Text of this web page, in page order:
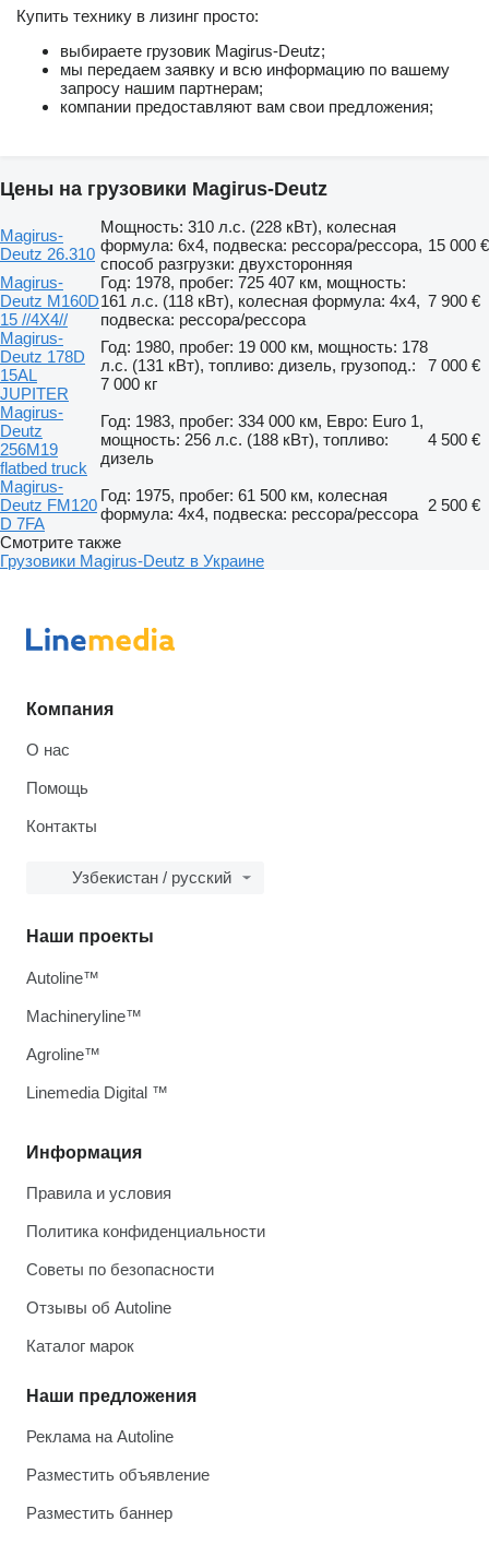
Купить технику в лизинг просто:
выбираете грузовик Magirus-Deutz;
мы передаем заявку и всю информацию по вашему
запросу нашим партнерам;
компании предоставляют вам свои предложения;
Цены на грузовики Magirus-Deutz
Magirus-
Deutz 26.310
Мощность: 310 л.с. (228 кВт), колесная
формула: 6x4, подвеска: рессора/рессора,
способ разгрузки: двухсторонняя
15 000 €
Magirus-
Deutz M160D
15 //4X4//
Год: 1978, пробег: 725 407 км, мощность:
161 л.с. (118 кВт), колесная формула: 4x4,
подвеска: рессора/рессора
7 900 €
Magirus-
Deutz 178D
15AL
JUPITER
Год: 1980, пробег: 19 000 км, мощность: 178
л.с. (131 кВт), топливо: дизель, грузопод.:
7 000 кг
7 000 €
Magirus-
Deutz
256M19
flatbed truck
Год: 1983, пробег: 334 000 км, Евро: Euro 1,
мощность: 256 л.с. (188 кВт), топливо:
дизель
4 500 €
Magirus-
Deutz FM120
D 7FA
Год: 1975, пробег: 61 500 км, колесная
формула: 4x4, подвеска: рессора/рессора 2 500 €
Смотрите также
Грузовики Magirus-Deutz в Украине
Компания
О нас
Помощь
Контакты
Узбекистан / русский
Информация
Правила и условия
Политика конфиденциальности
Советы по безопасности
Отзывы об Autoline
Каталог марок
Наши предложения
Реклама на Autoline
Разместить объявление
Разместить баннер
Наши проекты
Autoline™
Machineryline™
Agroline™
Linemedia Digital ™